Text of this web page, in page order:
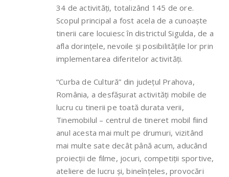
34 de activități, totalizând 145 de ore.
Scopul principal a fost acela de a cunoaște
tinerii care locuiesc în districtul Sigulda, de a
afla dorințele, nevoile și posibilitățile lor prin
implementarea diferitelor activități.
“Curba de Cultură” din județul Prahova,
România, a desfășurat activități mobile de
lucru cu tinerii pe toată durata verii,
Tinemobilul – centrul de tineret mobil fiind
anul acesta mai mult pe drumuri, vizitând
mai multe sate decât până acum, aducând
proiecții de filme, jocuri, competiții sportive,
ateliere de lucru și, bineînțeles, provocări